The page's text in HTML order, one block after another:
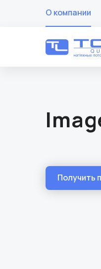
О компании
Получить